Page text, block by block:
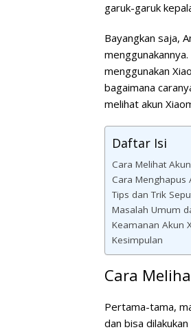
garuk-garuk
Bayangkan saja,
menggunakan
bagaimana
melihat akun
Daftar Isi
Cara Melihat
Cara Menghapus
Tips dan Trik
Masalah Umum
Keamanan Akun
Kesimpulan
Cara
Pertama-tama,
dan bisa